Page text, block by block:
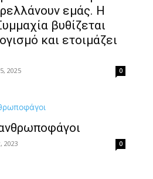
εμάς. Η
βυθίζεται
και ετοιμάζει
2025 0
2023 0